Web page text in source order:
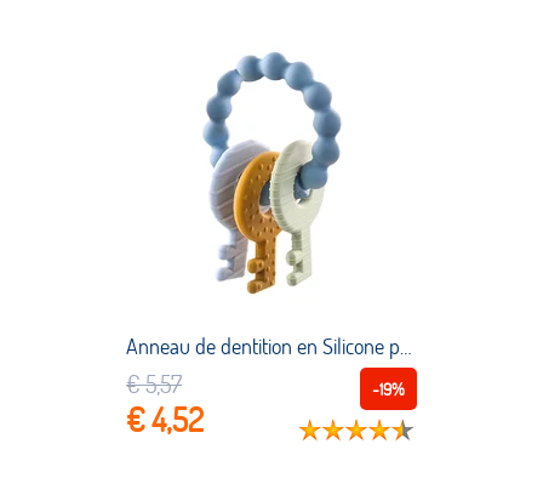
Anneau de dentition en Silicone pour bébé, jouet à mâcher, 3 clés, coloré, Animal de dessin animé, sans BPA, collier à dents de rongeur de qualité alimentaire, 1 pièce
-19%
€ 5,57
€ 4,52